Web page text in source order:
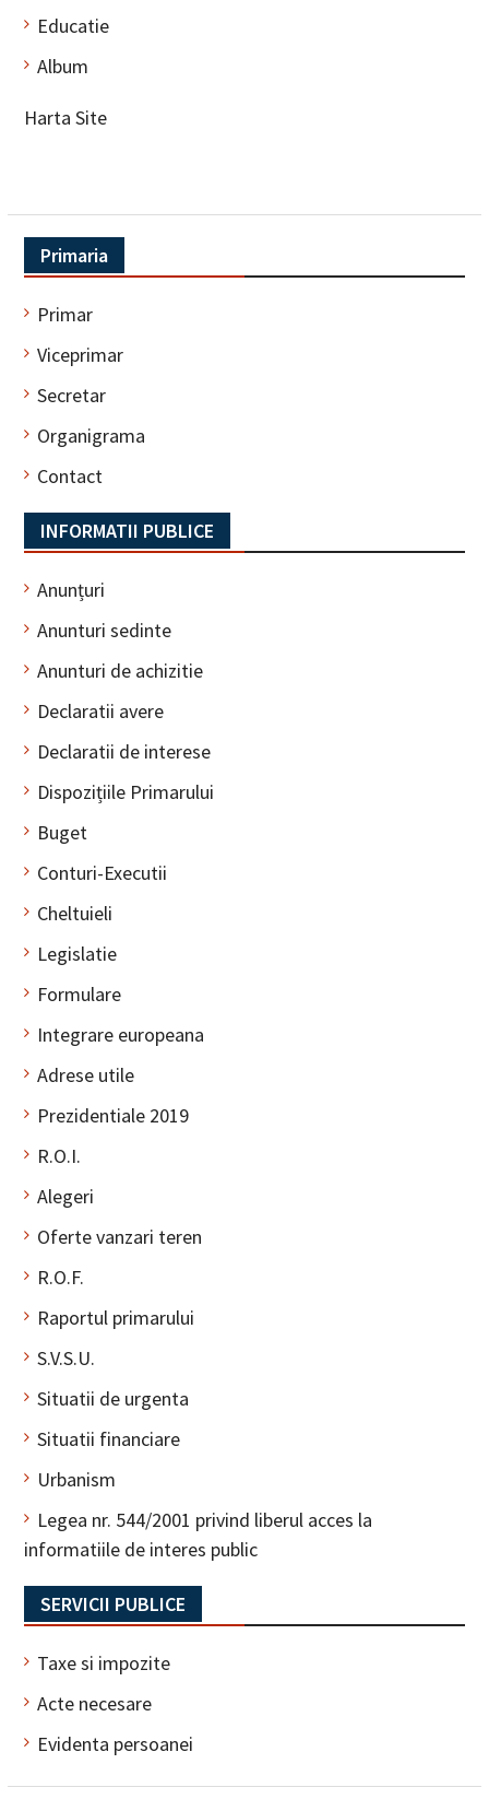
Educatie
Album
Harta Site
Primaria
Primar
Viceprimar
Secretar
Organigrama
Contact
INFORMATII PUBLICE
Anunțuri
Anunturi sedinte
Anunturi de achizitie
Declaratii avere
Declaratii de interese
Dispozițiile Primarului
Buget
Conturi-Executii
Cheltuieli
Legislatie
Formulare
Integrare europeana
Adrese utile
Prezidentiale 2019
R.O.I.
Alegeri
Oferte vanzari teren
R.O.F.
Raportul primarului
S.V.S.U.
Situatii de urgenta
Situatii financiare
Urbanism
Legea nr. 544/2001 privind liberul acces la
informatiile de interes public
SERVICII PUBLICE
Taxe si impozite
Acte necesare
Evidenta persoanei